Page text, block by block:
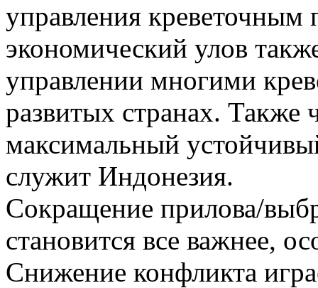
управления
экономический улов
управлении многими
развитых странах. Также
максимальный
служит Индонезия.
Сокращение прилова/
становится все важнее,
Снижение конфликта